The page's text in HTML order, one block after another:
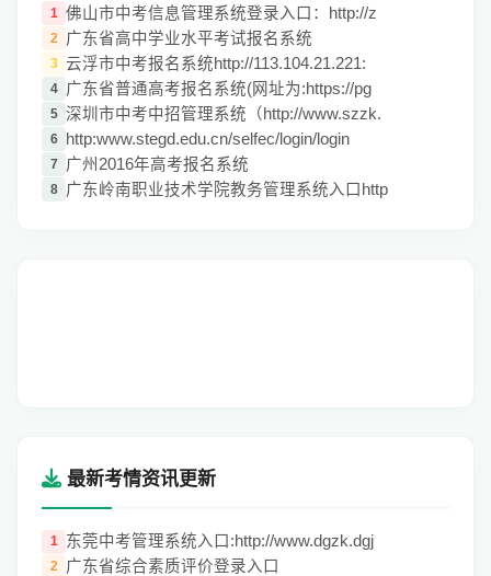
1 佛山市中考信息管理系统登录入口：http://z
2 广东省高中学业水平考试报名系统
3 云浮市中考报名系统http://113.104.21.221:
4 广东省普通高考报名系统(网址为:https://pg
5 深圳市中考中招管理系统（http://www.szzk.
6 http:www.stegd.edu.cn/selfec/login/login
7 广州2016年高考报名系统
8 广东岭南职业技术学院教务管理系统入口http
最新考情资讯更新
1 东莞中考管理系统入口:http://www.dgzk.dgj
2 广东省综合素质评价登录入口